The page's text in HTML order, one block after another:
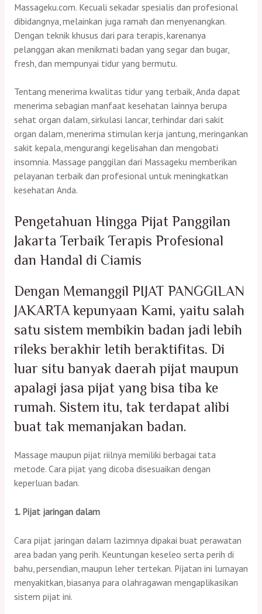
Massageku.com. Kecuali sekadar spesialis dan profesional
dibidangnya, melainkan juga ramah dan menyenangkan.
Dengan teknik khusus dari para terapis, karenanya
pelanggan akan menikmati badan yang segar dan bugar,
fresh, dan mempunyai tidur yang bermutu.
Tentang menerima kwalitas tidur yang terbaik, Anda dapat
menerima sebagian manfaat kesehatan lainnya berupa
sehat organ dalam, sirkulasi lancar, terhindar dari sakit
organ dalam, menerima stimulan kerja jantung, meringankan
sakit kepala, mengurangi kegelisahan dan mengobati
insomnia. Massage panggilan dari Massageku memberikan
pelayanan terbaik dan profesional untuk meningkatkan
kesehatan Anda.
Pengetahuan Hingga Pijat Panggilan
Jakarta Terbaik Terapis Profesional
dan Handal di Ciamis
Dengan Memanggil PIJAT PANGGILAN
JAKARTA kepunyaan Kami, yaitu salah
satu sistem membikin badan jadi lebih
rileks berakhir letih beraktifitas. Di
luar situ banyak daerah pijat maupun
apalagi jasa pijat yang bisa tiba ke
rumah. Sistem itu, tak terdapat alibi
buat tak memanjakan badan.
Massage maupun pijat riilnya memiliki berbagai tata
metode. Cara pijat yang dicoba disesuaikan dengan
keperluan badan.
1. Pijat jaringan dalam
Cara pijat jaringan dalam lazimnya dipakai buat perawatan
area badan yang perih. Keuntungan keseleo serta perih di
bahu, persendian, maupun leher tertekan. Pijatan ini lumayan
menyakitkan, biasanya para olahragawan mengaplikasikan
sistem pijat ini.